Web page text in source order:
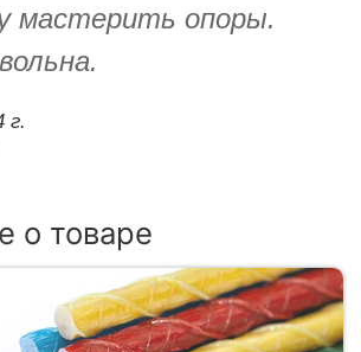
мастерить опоры.
г.
о товаре